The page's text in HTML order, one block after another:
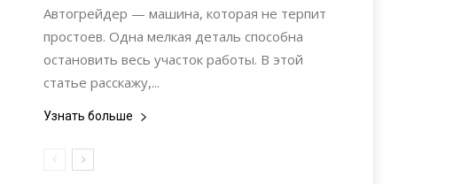
Автогрейдер — машина, которая не терпит
простоев. Одна мелкая деталь способна
остановить весь участок работы. В этой
статье расскажу,...
Узнать больше